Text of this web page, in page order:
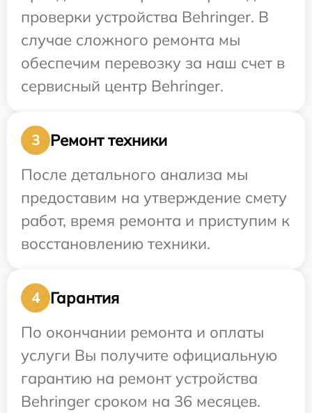
проверки устройства Behringer. В
случае сложного ремонта мы
обеспечим перевозку за наш счет в
сервисный центр Behringer.
3
Ремонт техники
После детального анализа мы
предоставим на утверждение смету
работ, время ремонта и приступим к
восстановлению техники.
4
Гарантия
По окончании ремонта и оплаты
услуги Вы получите официальную
гарантию на ремонт устройства
Behringer сроком на 36 месяцев.